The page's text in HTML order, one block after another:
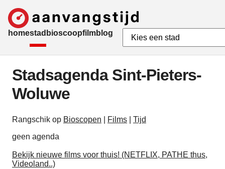
homestad bioscoopfilmblog
Stadsagenda Sint-Pieters-
Woluwe
Rangschik op Bioscopen Films
Tijd
geen agenda
Bekijk nieuwe films voor thuis! (NETFLIX, PATHE thus,
Videoland..)